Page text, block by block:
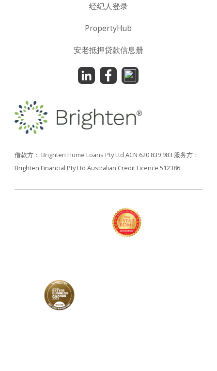
借款方： Brighten Home Loans Pty Ltd ACN 620 839 983 服务方：
Brighten Financial Pty Ltd Australian Credit Licence 512386
经纪人登录
PropertyHub
安老抵押贷款信息册